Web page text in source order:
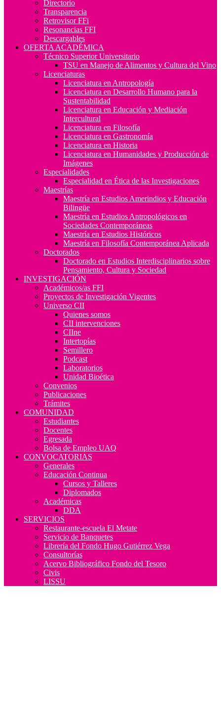
Directorio
Transparencia
Retrovisor FFi
Resonancias FFI
Descargables
OFERTA ACADÉMICA
Técnico Superior Universitario
TSU en Manejo de Alimentos y Cultura del Vino
Licenciaturas
Licenciatura en Antropología
Licenciatura en Desarrollo Humano para la
Sustentabilidad
Licenciatura en Educación y Mediación
Intercultural
Licenciatura en Filosofía
Licenciatura en Gastronomía
Licenciatura en Historia
Licenciatura en Humanidades y Producción de
Imágenes
Especialidades
Especialidad en Ética de las Investigaciones
Maestrías
Maestría en Estudios Amerindios y Educación
Bilingüe
Maestría en Estudios Antropológicos en
Sociedades Contemporáneas
Maestría en Estudios Históricos
Maestría en Filosofía Contemporánea Aplicada
Doctorados
Doctorado en Estudios Interdisciplinarios sobre
Pensamiento, Cultura y Sociedad
INVESTIGACIÓN
Académicos/as FFI
Proyectos de Investigación Vigentes
Universo CII
Quienes somos
CII intervenciones
CIIne
Intertopías
Semillero
Podcast
Laboratorios
Unidad Bioética
Convenios
Publicaciones
Trámites
COMUNIDAD
Estudiantes
Docentes
Egresada
Bolsa de Empleo UAQ
CONVOCATORIAS
Generales
Educación Continua
Cursos y Talleres
Diplomados
Académicas
DDA
SERVICIOS
Restaurante-escuela El Metate
Servicio de Banquetes
Librería del Fondo Hugo Gutiérrez Vega
Consultorías
Acervo Bibliográfico Fondo del Tesoro
Civis
LISSU